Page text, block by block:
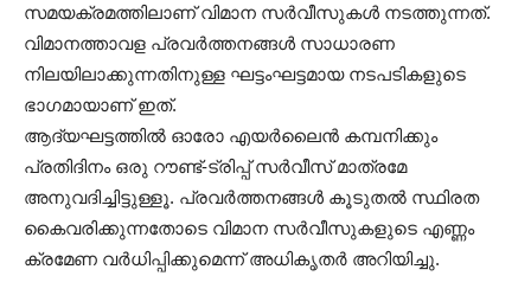
സമയക്രമത്തിലാണ് വിമാന സർവീസുകൾ നടത്തുന്നത്.
വിമാനത്താവള പ്രവർത്തനങ്ങൾ സാധാരണ
നിലയിലാക്കുന്നതിനുള്ള ഘട്ടംഘട്ടമായ നടപടികളുടെ
ഭാഗമായാണ് ഇത്.
ആദ്യഘട്ടത്തിൽ ഓരോ എയർലൈൻ കമ്പനിക്കും
പ്രതിദിനം ഒരു റൗണ്ട്-ട്രിപ്പ് സർവീസ് മാത്രമേ
അനുവദിച്ചിട്ടുള്ളൂ. പ്രവർത്തനങ്ങൾ കൂടുതൽ സ്ഥിരത
കൈവരിക്കുന്നതോടെ വിമാന സർവീസുകളുടെ എണ്ണം
ക്രമേണ വർധിപ്പിക്കുമെന്ന് അധികൃതർ അറിയിച്ചു.